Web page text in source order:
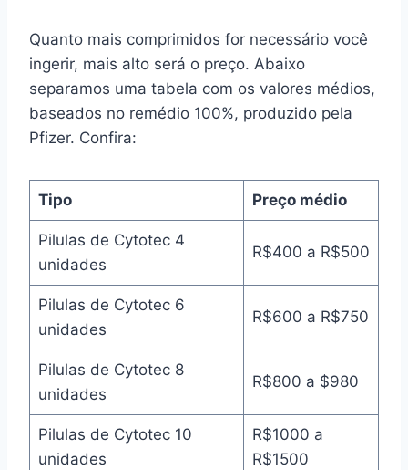
Quanto mais comprimidos for necessário você
ingerir, mais alto será o preço. Abaixo
separamos uma tabela com os valores médios,
baseados no remédio 100%, produzido pela
Pfizer. Confira:
Tipo Preço médio
Pilulas de Cytotec 4
unidades
R$400 a R$500
Pilulas de Cytotec 6
unidades
R$600 a R$750
Pilulas de Cytotec 8
unidades
R$800 a $980
Pilulas de Cytotec 10
unidades
R$1000 a
R$1500